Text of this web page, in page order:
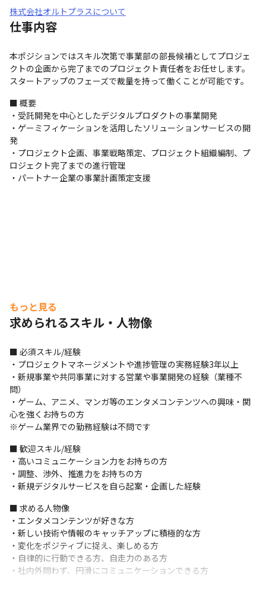
株式会社オルトプラスについて
仕事内容
本ポジションではスキル次第で事業部の部長候補としてプロジェ
クトの企画から完了までのプロジェクト責任者をお任せします。
スタートアップのフェーズで裁量を持って働くことが可能です。
■ 概要
・受託開発を中心としたデジタルプロダクトの事業開発
・ゲーミフィケーションを活用したソリューションサービスの開
発
・プロジェクト企画、事業戦略策定、プロジェクト組織編制、プ
ロジェクト完了までの進行管理
・パートナー企業の事業計画策定支援
もっと見る
求められるスキル・人物像
■ 必須スキル/経験
・プロジェクトマネージメントや進捗管理の実務経験3年以上
・新規事業や共同事業に対する営業や事業開発の経験（業種不
問）
・ゲーム、アニメ、マンガ等のエンタメコンテンツへの興味・関
心を強くお持ちの方
※ゲーム業界での勤務経験は不問です
■ 歓迎スキル/経験
・高いコミュニケーション力をお持ちの方
・調整、渉外、推進力をお持ちの方
・新規デジタルサービスを自ら起案・企画した経験
■ 求める人物像
・エンタメコンテンツが好きな方
・新しい技術や情報のキャッチアップに積極的な方
・変化をポジティブに捉え、楽しめる方
・自律的に行動できる方、自走力のある方
・社内外問わず、円滑にコミュニケーションできる方